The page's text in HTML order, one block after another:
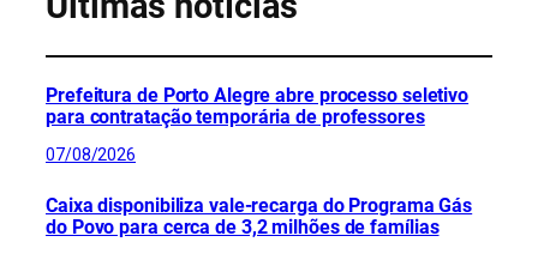
Prefeitura de Porto Alegre abre processo seletivo
para contratação temporária de professores
07/08/2026
Caixa disponibiliza vale-recarga do Programa Gás
do Povo para cerca de 3,2 milhões de famílias